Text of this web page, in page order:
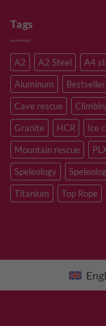
Tags
A2 A2 Steel A4
Aluminum
Bestseller
Cave rescue
Granite
HCR Ice
Mountain rescue
Speleology
Titanium
Top Rope